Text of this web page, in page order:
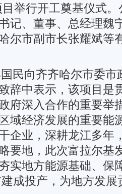
举行开工奠基仪式
记、董事、总经理魏
尔市副市长张耀斌等
民向齐齐哈尔市委市
辞中表示，该项目是
府深入合作的重要举
域经济发展的重要能
企业，深耕龙江多年
要地，此次富拉尔基
实地方能源基础、保
成投产，为地方发展